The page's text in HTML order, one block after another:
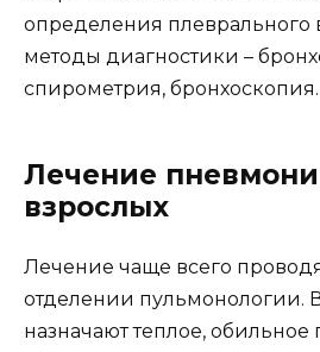
определения плеврального
методы диагностики –
спирометрия, бронхоскопия.
Лечение
взрослых
Лечение чаще всего
отделении пульмонологии.
назначают теплое,